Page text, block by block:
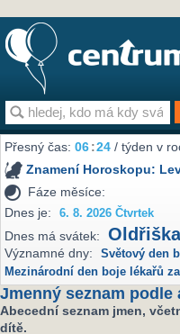
Přesný čas:06:24 / týden v
Znamení Horoskopu:
Fáze měsíce:
Dnes je:
6. 8. 2026 Čtvrtek
Dnes má svátek:
Významné dny: Světový den
Mezinárodní den boje lékařů
Jmenný seznam podle
Abecední seznam jmen,
dítě.